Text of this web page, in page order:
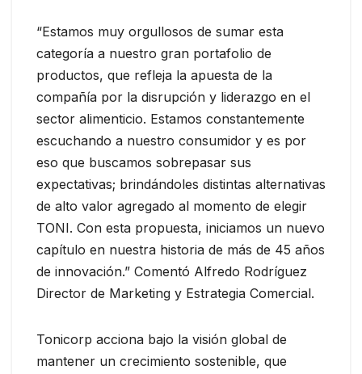
“Estamos muy orgullosos de sumar esta
categoría a nuestro gran portafolio de
productos, que refleja la apuesta de la
compañía por la disrupción y liderazgo en el
sector alimenticio. Estamos constantemente
escuchando a nuestro consumidor y es por
eso que buscamos sobrepasar sus
expectativas; brindándoles distintas alternativas
de alto valor agregado al momento de elegir
TONI. Con esta propuesta, iniciamos un nuevo
capítulo en nuestra historia de más de 45 años
de innovación.” Comentó Alfredo Rodríguez
Director de Marketing y Estrategia Comercial.
Tonicorp acciona bajo la visión global de
mantener un crecimiento sostenible, que